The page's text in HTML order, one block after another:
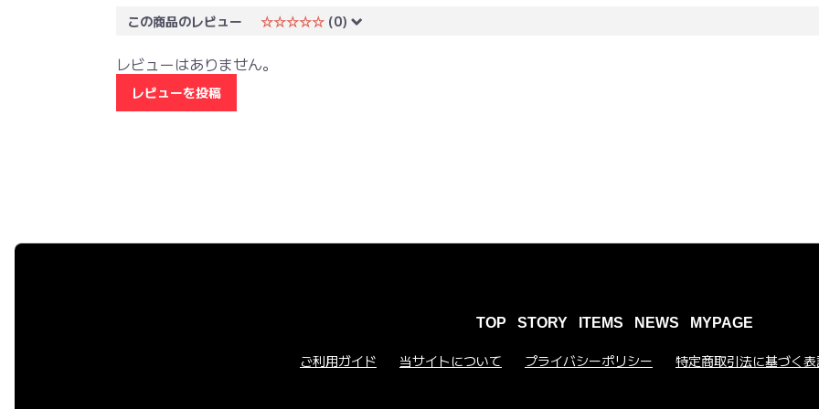
この商品のレビュー ☆☆☆☆☆ (0)
レビューはありません。
レビューを投稿
TOP STORY ITEMS NEWS MYPAGE
ご利用ガイド 当サイトについて プライバシーポリシー 特定商取引法に基づく